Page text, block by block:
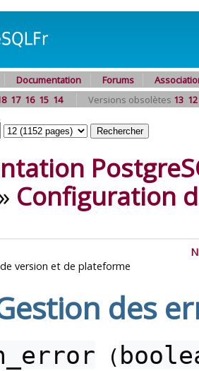
Documentation Forums
17 16 15 14 Versions obsolètes 13 12
Configuration
version et de plateforme
des
(